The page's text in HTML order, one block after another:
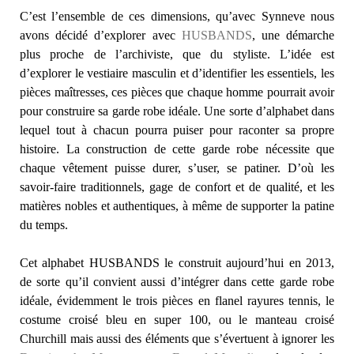
C’est l’ensemble de ces dimensions, qu’avec Synneve nous
avons décidé d’explorer avec HUSBANDS, une démarche
plus proche de l’archiviste, que du styliste. L’idée est
d’explorer le vestiaire masculin et d’identifier les essentiels, les
pièces maîtresses, ces pièces que chaque homme pourrait avoir
pour construire sa garde robe idéale. Une sorte d’alphabet dans
lequel tout à chacun pourra puiser pour raconter sa propre
histoire. La construction de cette garde robe nécessite que
chaque vêtement puisse durer, s’user, se patiner. D’où les
savoir-faire traditionnels, gage de confort et de qualité, et les
matières nobles et authentiques, à même de supporter la patine
du temps.
Cet alphabet HUSBANDS le construit aujourd’hui en 2013,
de sorte qu’il convient aussi d’intégrer dans cette garde robe
idéale, évidemment le trois pièces en flanel rayures tennis, le
costume croisé bleu en super 100, ou le manteau croisé
Churchill mais aussi des éléments que s’évertuent à ignorer les